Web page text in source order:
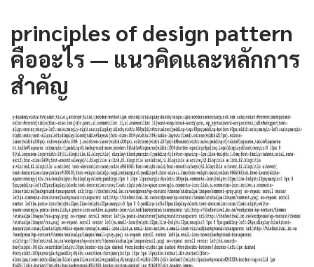
principles of design pattern
คืออะไร — แนวคิดและหลักการ
สำคัญ